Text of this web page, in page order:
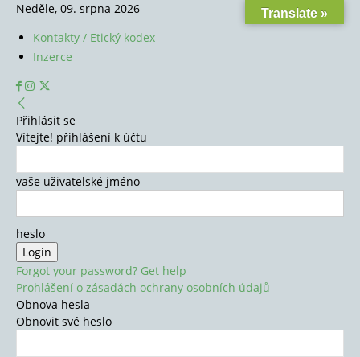
Neděle, 09. srpna 2026
Kontakty / Etický kodex
Inzerce
Přihlásit se
Vítejte! přihlášení k účtu
vaše uživatelské jméno
heslo
Forgot your password? Get help
Prohlášení o zásadách ochrany osobních údajů
Obnova hesla
Obnovit své heslo
Translate »